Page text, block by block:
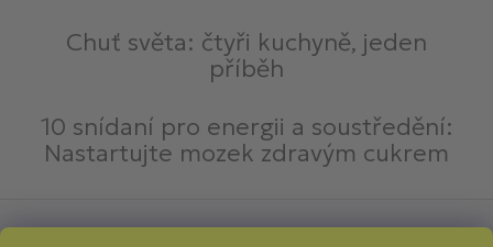
Chuť světa: čtyři kuchyně, jeden
příběh
10 snídaní pro energii a soustředění:
Nastartujte mozek zdravým cukrem